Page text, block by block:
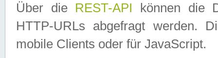
Über die REST-API können die
HTTP-URLs abgefragt werden.
mobile Clients oder für JavaScript.